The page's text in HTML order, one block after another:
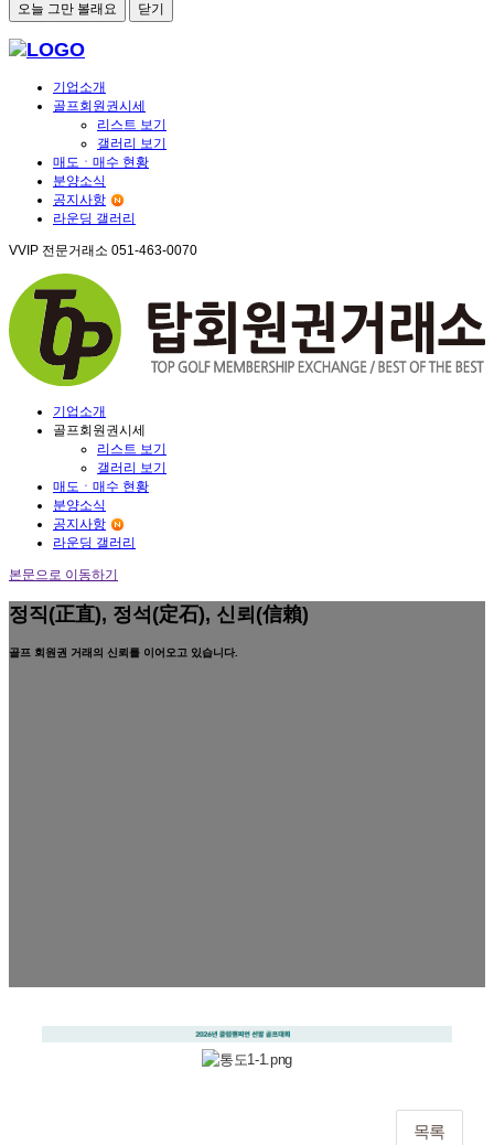
오늘 그만 볼래요 닫기
기업소개
골프회원권시세
리스트 보기
갤러리 보기
매도ㆍ매수 현황
분양소식
공지사항
라운딩 갤러리
VVIP 전문거래소 051-463-0070
기업소개
골프회원권시세
리스트 보기
갤러리 보기
매도ㆍ매수 현황
분양소식
공지사항
라운딩 갤러리
본문으로 이동하기
정직(正直), 정석(定石), 신뢰(信賴)
골프 회원권 거래의 신뢰를 이어오고 있습니다.
목록